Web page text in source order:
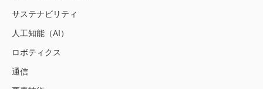
サステナビリティ
人工知能（AI）
ロボティクス
通信